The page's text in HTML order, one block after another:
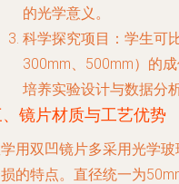
的光学意义。
科学探究项目 ：学生可
300mm、500mm）的
培养实验设计与数据分
镜片材质与工艺优势
用双凹镜片多采用光学
的特点。直径统一为